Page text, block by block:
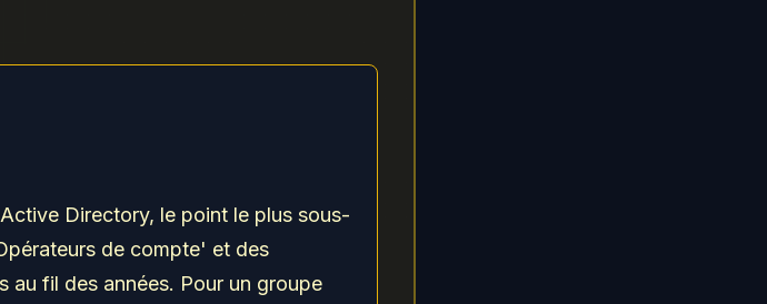
Directory, le point le plus sous-
de compte' et des
au fil des années. Pour un groupe